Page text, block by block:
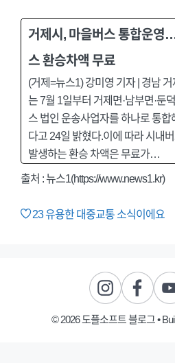
거제시, 마을버스 통합운영
스 환승차액 무료
(거제=뉴스1) 강미영 기자 | 경남
는 7월 1일부터 거제면·남부면·둔
스 법인 운송사업자를 하나로 통합
다고 24일 밝혔다.이에 따라 시내버
발생하는 환승 차액은 무료가…
출처 : 뉴스1(https://www.news1.kr)
23유용한 대중교통 소식이에요
© 2026 도플소프트 블로그•